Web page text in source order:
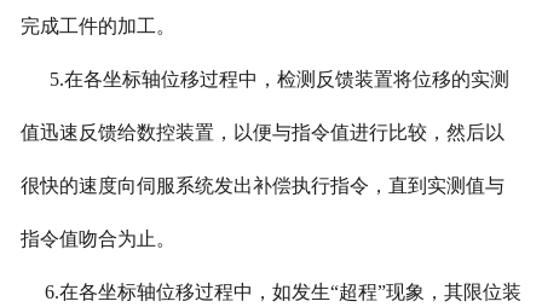
完成工件的加工。
5.在各坐标轴位移过程中，检测反馈装置将位移的实测
值迅速反馈给数控装置，以便与指令值进行比较，然后以
很快的速度向伺服系统发出补偿执行指令，直到实测值与
指令值吻合为止。
6.在各坐标轴位移过程中，如发生“超程”现象，其限位装